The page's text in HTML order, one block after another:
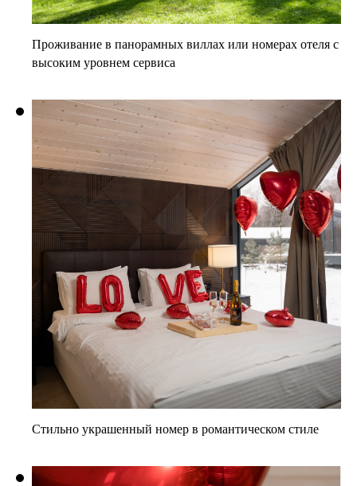
Проживание в панорамных виллах или номерах отеля с
высоким уровнем сервиса
Стильно украшенный номер в романтическом стиле